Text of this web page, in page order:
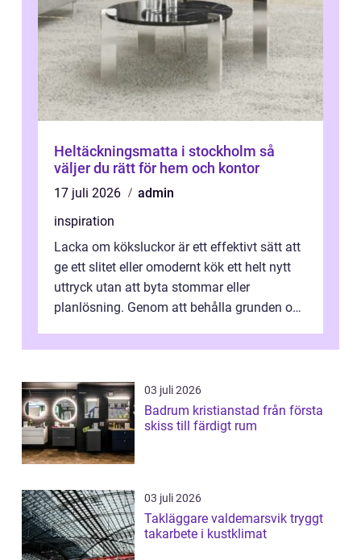
Heltäckningsmatta i stockholm så
väljer du rätt för hem och kontor
17 juli 2026
admin
inspiration
Lacka om köksluckor är ett effektivt sätt att
ge ett slitet eller omodernt kök ett helt nytt
uttryck utan att byta stommar eller
planlösning. Genom att behålla grunden och
03 juli 2026
Badrum kristianstad från första
skiss till färdigt rum
03 juli 2026
Takläggare valdemarsvik tryggt
takarbete i kustklimat